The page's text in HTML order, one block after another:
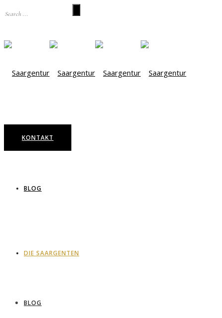
KONTAKT
BLOG
DIE SAARGENTEN
BLOG